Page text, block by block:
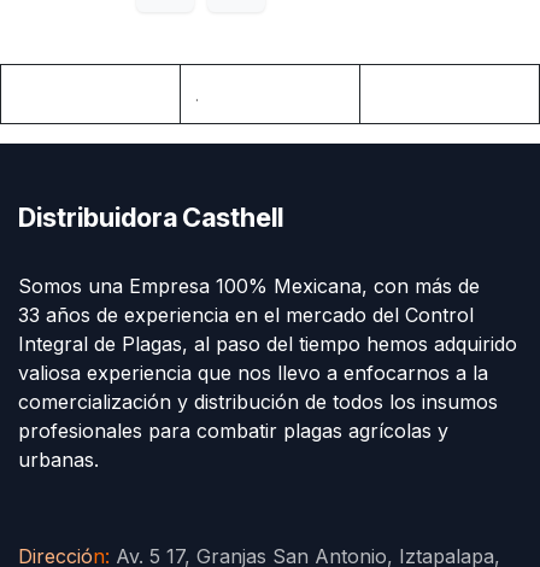
.
Distribuidora Casthell
Somos una Empresa 100% Mexicana, con más de
33 años de experiencia en el mercado del Control
Integral de Plagas, al paso del tiempo hemos adquirido
valiosa experiencia que nos llevo a enfocarnos a la
comercialización y distribución de todos los insumos
profesionales para combatir plagas agrícolas y
urbanas.
Dirección: Av. 5 17, Granjas San Antonio, Iztapalapa,